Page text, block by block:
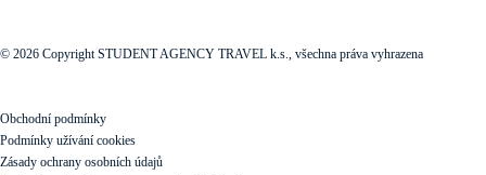
© 2026 Copyright STUDENT AGENCY TRAVEL k.s., všechna práva vyhrazena
Obchodní podmínky
Podmínky užívání cookies
Zásady ochrany osobních údajů